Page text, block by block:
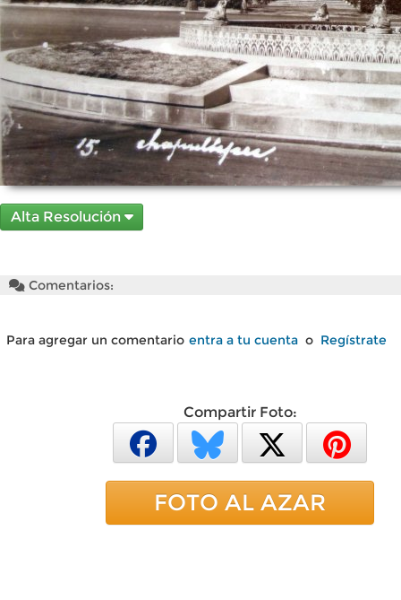
Alta Resolución
Comentarios:
Para agregar un comentario entra a tu cuenta o Regístrate
Compartir Foto:
FOTO AL AZAR